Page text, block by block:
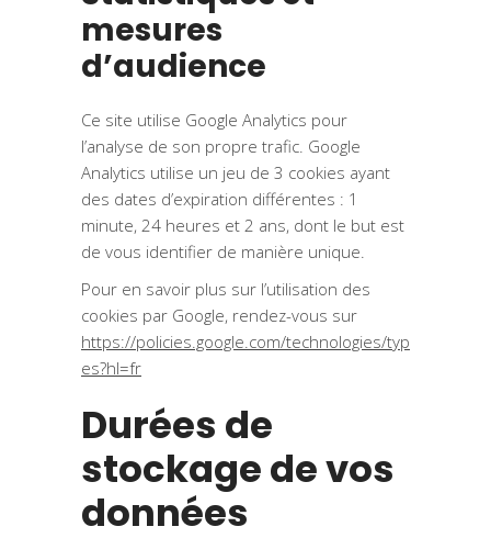
mesures
d’audience
Ce site utilise Google Analytics pour
l’analyse de son propre trafic. Google
Analytics utilise un jeu de 3 cookies ayant
des dates d’expiration différentes : 1
minute, 24 heures et 2 ans, dont le but est
de vous identifier de manière unique.
Pour en savoir plus sur l’utilisation des
cookies par Google, rendez-vous sur
https://policies.google.com/technologies/typ
es?hl=fr
Durées de
stockage de vos
données